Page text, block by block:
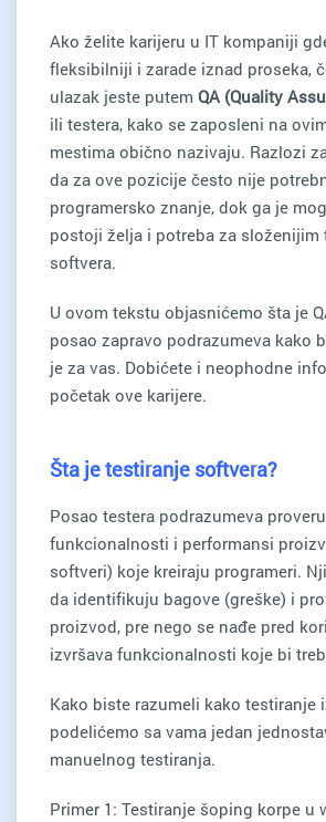
Ako želite karijeru u IT kompaniji
fleksibilniji i zarade iznad proseka,
ulazak jeste putem QA (Quality
ili testera, kako se zaposleni na
mestima obično nazivaju. Razlozi
da za ove pozicije često nije
programersko znanje, dok ga je
postoji želja i potreba za složenijim
softvera.
U ovom tekstu objasnićemo šta je
posao zapravo podrazumeva kako
je za vas. Dobićete i neophodne
početak ove karijere.
Šta je testiranje softvera?
Posao testera podrazumeva proveru
funkcionalnosti i performansi
softveri) koje kreiraju programeri.
da identifikuju bagove (greške) i
proizvod, pre nego se nađe pred
izvršava funkcionalnosti koje bi
Kako biste razumeli kako testiranje
podelićemo sa vama jedan
manuelnog testiranja.
Primer 1: Testiranje šoping korpe u